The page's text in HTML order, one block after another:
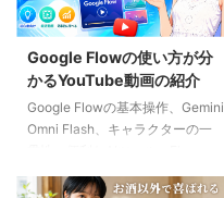
Google Flowの使い方が分
かるYouTube動画の紹介
Google Flowの基本操作、Gemini
Omni Flash、キャラクターの一
研究室の長編動画18本を、目的別